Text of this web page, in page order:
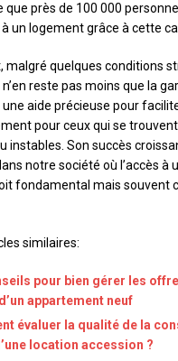
que près de 100 000
un logement grâce à cette
malgré quelques conditions
reste pas moins que la
aide précieuse pour
pour ceux qui se
instables. Son succès
notre société où l’accès à
fondamental mais souvent
similaires:
pour bien gérer les
appartement neuf
évaluer la qualité de la
location accession ?